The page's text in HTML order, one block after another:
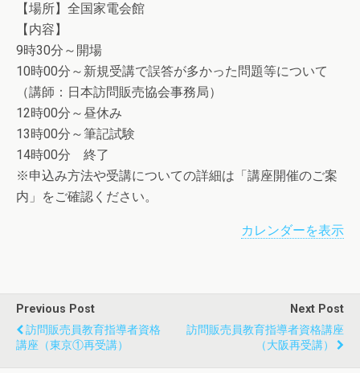
【場所】全国家電会館
【内容】
9時30分～開場
10時00分～新規受講で誤答が多かった問題等について
（講師：日本訪問販売協会事務局）
12時00分～昼休み
13時00分～筆記試験
14時00分 終了
※申込み方法や受講についての詳細は「講座開催のご案
内」をご確認ください。
カレンダーを表示
Previous Post
訪問販売員教育指導者資格
講座（東京①再受講）
Next Post
訪問販売員教育指導者資格講座
（大阪再受講）